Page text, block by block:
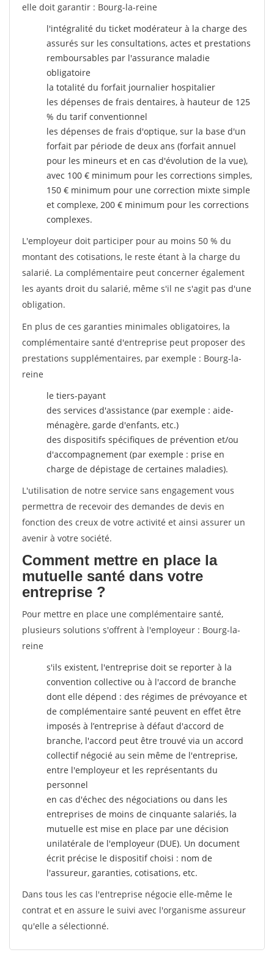
elle doit garantir : Bourg-la-reine
l'intégralité du ticket modérateur à la charge des
assurés sur les consultations, actes et prestations
remboursables par l'assurance maladie
obligatoire
la totalité du forfait journalier hospitalier
les dépenses de frais dentaires, à hauteur de 125
% du tarif conventionnel
les dépenses de frais d'optique, sur la base d'un
forfait par période de deux ans (forfait annuel
pour les mineurs et en cas d'évolution de la vue),
avec 100 € minimum pour les corrections simples,
150 € minimum pour une correction mixte simple
et complexe, 200 € minimum pour les corrections
complexes.
L'employeur doit participer pour au moins 50 % du
montant des cotisations, le reste étant à la charge du
salarié. La complémentaire peut concerner également
les ayants droit du salarié, même s'il ne s'agit pas d'une
obligation.
En plus de ces garanties minimales obligatoires, la
complémentaire santé d'entreprise peut proposer des
prestations supplémentaires, par exemple : Bourg-la-
reine
le tiers-payant
des services d'assistance (par exemple : aide-
ménagère, garde d'enfants, etc.)
des dispositifs spécifiques de prévention et/ou
d'accompagnement (par exemple : prise en
charge de dépistage de certaines maladies).
L'utilisation de notre service sans engagement vous
permettra de recevoir des demandes de devis en
fonction des creux de votre activité et ainsi assurer un
avenir à votre société.
Comment mettre en place la
mutuelle santé dans votre
entreprise ?
Pour mettre en place une complémentaire santé,
plusieurs solutions s'offrent à l'employeur : Bourg-la-
reine
s'ils existent, l'entreprise doit se reporter à la
convention collective ou à l'accord de branche
dont elle dépend : des régimes de prévoyance et
de complémentaire santé peuvent en effet être
imposés à l’entreprise à défaut d'accord de
branche, l'accord peut être trouvé via un accord
collectif négocié au sein même de l'entreprise,
entre l'employeur et les représentants du
personnel
en cas d'échec des négociations ou dans les
entreprises de moins de cinquante salariés, la
mutuelle est mise en place par une décision
unilatérale de l'employeur (DUE). Un document
écrit précise le dispositif choisi : nom de
l'assureur, garanties, cotisations, etc.
Dans tous les cas l'entreprise négocie elle-même le
contrat et en assure le suivi avec l'organisme assureur
qu'elle a sélectionné.